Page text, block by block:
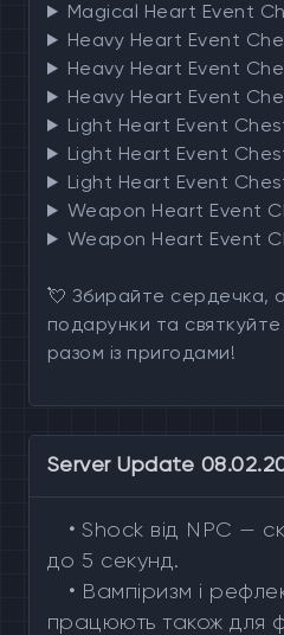
Magical Heart Event
Heavy Heart Event
Heavy Heart Event
Heavy Heart Event
Light Heart Event
Light Heart Event
Light Heart Event
Weapon Heart Event
Weapon Heart Event
💘 Збирайте сердечка,
подарунки та
разом із пригодами!
Server Update
• Shock від NPC —
до 5 секунд.
• Вампіризм і
працюють також для